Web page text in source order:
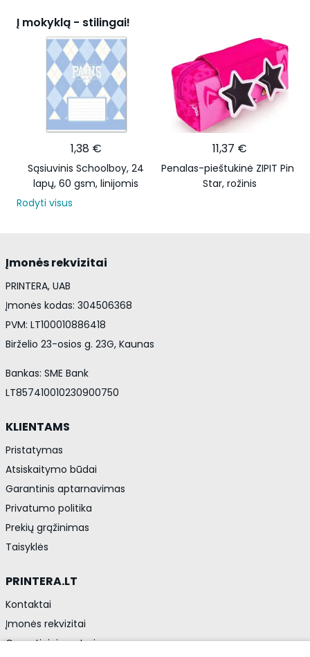
Į mokyklą - stilingai!
1,38 €
Sąsiuvinis Schoolboy, 24
lapų, 60 gsm, linijomis
11,37 €
Penalas-pieštukinė ZIPIT Pink
Star, rožinis
Rodyti visus
Įmonės rekvizitai
PRINTERA, UAB
Įmonės kodas: 304506368
PVM: LT100010886418
Birželio 23-osios g. 23G, Kaunas
Bankas: SME Bank
LT857410010230900750
KLIENTAMS
Pristatymas
Atsiskaitymo būdai
Garantinis aptarnavimas
Privatumo politika
Prekių grąžinimas
Taisyklės
PRINTERA.LT
Kontaktai
Įmonės rekvizitai
Garantiniai centrai